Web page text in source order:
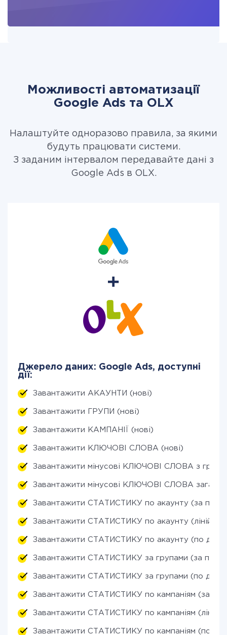
Можливості автоматизації
Google Ads та OLX
Налаштуйте одноразово правила, за якими
будуть працювати системи.
З заданим інтервалом передавайте дані з
Google Ads в OLX.
Джерело даних: Google Ads, доступні
дії:
Завантажити АКАУНТИ (нові)
Завантажити ГРУПИ (нові)
Завантажити КАМПАНІЇ (нові)
Завантажити КЛЮЧОВІ СЛОВА (нові)
Завантажити мінусові КЛЮЧОВІ СЛОВА з груп
Завантажити мінусові КЛЮЧОВІ СЛОВА
Завантажити СТАТИСТИКУ по акаунту (за
Завантажити СТАТИСТИКУ по акаунту (лінійний
Завантажити СТАТИСТИКУ по акаунту (по днях)
Завантажити СТАТИСТИКУ за групами (за
Завантажити СТАТИСТИКУ за групами (по днях)
Завантажити СТАТИСТИКУ по кампаніям (за
Завантажити СТАТИСТИКУ по кампаніям
Завантажити СТАТИСТИКУ по кампаніям (по